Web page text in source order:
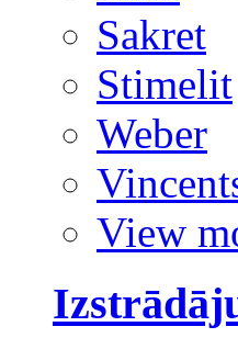
Sakret
Stimelit
Weber
View